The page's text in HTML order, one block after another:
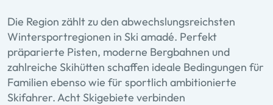
Die Region zählt zu den abwechslungsreichsten
Wintersportregionen in Ski amadé. Perfekt
präparierte Pisten, moderne Bergbahnen und
zahlreiche Skihütten schaffen ideale Bedingungen für
Familien ebenso wie für sportlich ambitionierte
Skifahrer. Acht Skigebiete verbinden